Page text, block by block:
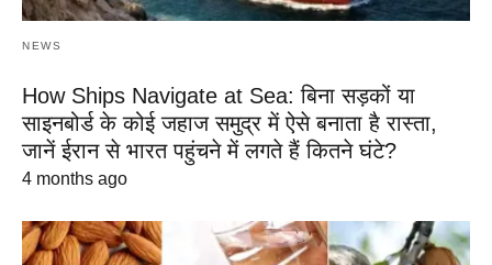
NEWS
How Ships Navigate at Sea: बिना सड़कों या
साइनबोर्ड के कोई जहाज समुद्र में ऐसे बनाता है रास्ता,
जानें ईरान से भारत पहुंचने में लगते हैं कितने घंटे?
4 months ago